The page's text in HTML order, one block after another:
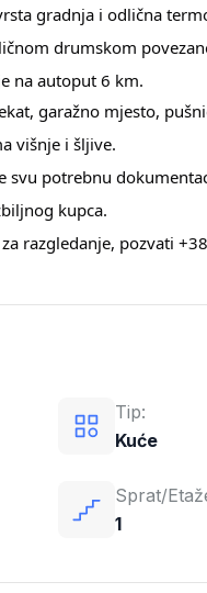
gradnja i odlična
drumskom
na autoput 6 km.
garažno mjesto,
višnje i šljive.
svu potrebnu
kupca.
razgledanje, pozvati
Tip:
Kuće
Sprat/
1